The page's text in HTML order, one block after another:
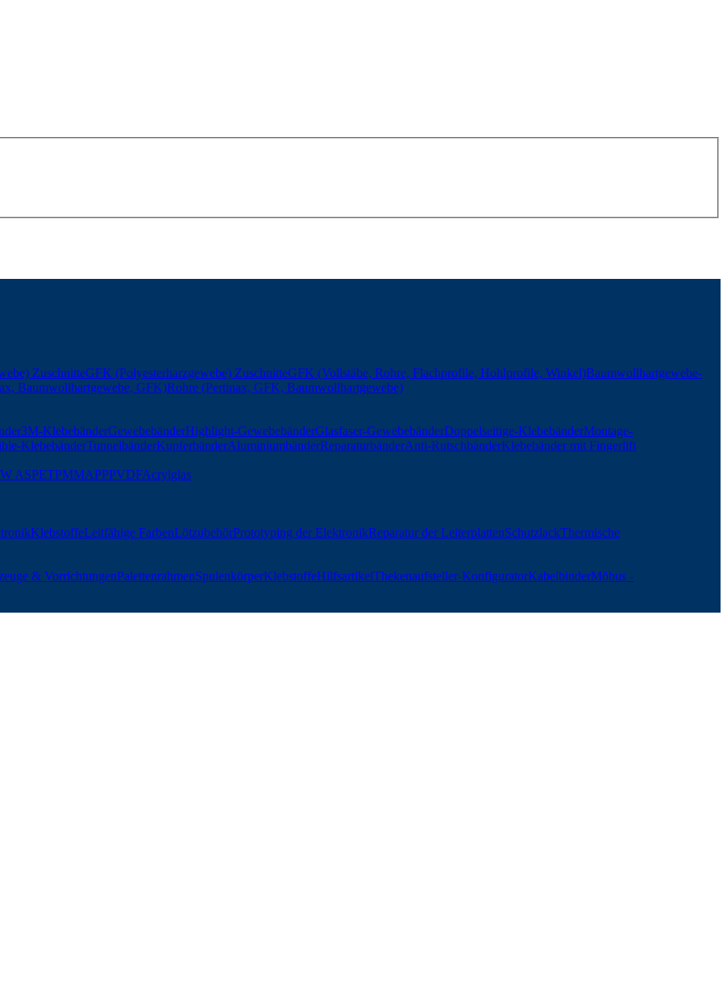
ZuschnitteGFK (Polyesterharzgewebe) ZuschnitteGFK (Vollstäbe, Rohre, Flachprofile, Hohlprofile, Winkel)Baumwollhartgewebe-
Baumwollhartgewebe, GFK)Rohre (Pertinax, GFK, Baumwollhartgewebe)
3M-KlebebänderGewebebänderHighlight-GewebebänderGlasfaser-GewebebänderDoppelseitige-KlebebänderMontage-
KlebebänderTunnelbänderKupferbänderAluminiumbänderReparaturbänderAnti-RutschbänderKlebebänder mit Fingerlift
ASPETPMMAPPPVDFAcrylglas
KlebstoffeLeitfähige FarbenLötzubehörPrototyping der ElektronikReparatur der LeiterplattenSchutzlackThermische
& VorrichtungenPalettenrahmenSpulenkörperKlebstoffeHilfsartikelThekenaufsteller-KonfiguratorKabelbinderMöbus -